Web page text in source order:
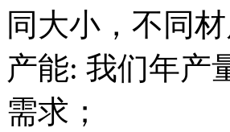
同大小，不
产能: 我们年产
需求；